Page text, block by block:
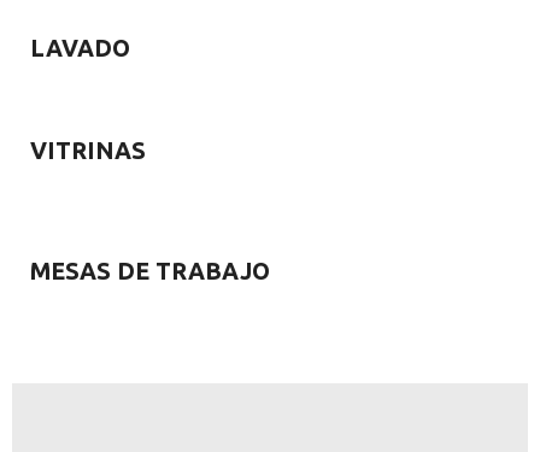
LAVADO
VITRINAS
MESAS DE TRABAJO